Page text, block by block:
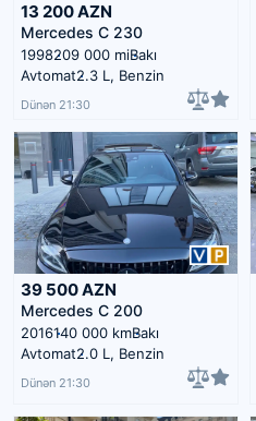
13 200AZN
Mercedes C 230
1998209 000 miBakı
Avtomat2.3 L, Benzin
Dünən 21:30
39 500AZN
Mercedes C 200
2016140 000 kmBakı
Avtomat2.0 L, Benzin
Dünən 21:30